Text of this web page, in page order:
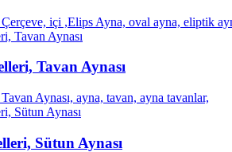
içi ,Elips Ayna, oval ayna, eliptik
Tavan Aynası
Aynası, ayna, tavan, ayna tavanlar,
Sütun Aynası